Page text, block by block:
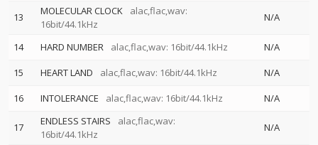
13 MOLECULAR CLOCK
alac,flac,wav:
16bit/44.1kHz
N/A
14 HARD NUMBER alac,flac,wav: 16bit/44.1kHz
N/A
15
HEART LAND alac,flac,wav: 16bit/44.1kHz
N/A
16
INTOLERANCE alac,flac,wav: 16bit/44.1kHz N/A
17 ENDLESS STAIRS
alac,flac,wav:
16bit/44.1kHz
N/A